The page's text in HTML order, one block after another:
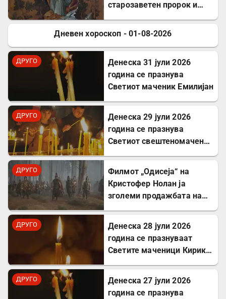
старозаветен пророк и
ДРУГО
Дневен хороскоп - 01-08-2026
ДРУГО
Денеска 31 јули 2026
година се празнува
Светиот маченик Емилијан
ДРУГО
Денеска 29 јули 2026
година се празнува
Светиот свештеномаченик
ДРУГО
Филмот „Одисеја“ на
Кристофер Нолан ја
зголеми продажбата на
ДРУГО
Денеска 28 јули 2026
година се празнуваат
Светите маченици Кирик и
ДРУГО
Денеска 27 јули 2026
година се празнува